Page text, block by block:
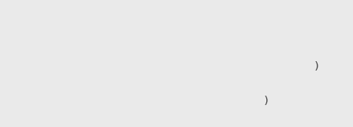
                        )
                )